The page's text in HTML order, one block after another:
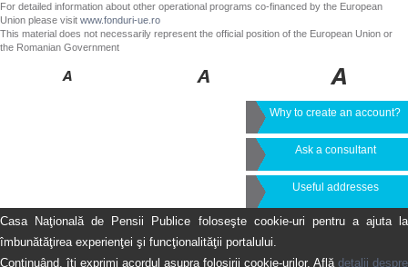
For detailed information about other operational programs co-financed by the European
Union please visit www.fonduri-ue.ro
This material does not necessarily represent the official position of the European Union or
the Romanian Government
Why to create an account?
Ask a consultant
Useful addresses
Casa Naţională de Pensii Publice foloseşte cookie-uri pentru a ajuta la
îmbunătăţirea experienţei şi funcţionalităţii portalului.
Continuând, îţi exprimi acordul asupra folosirii cookie-urilor. Află detalii despre